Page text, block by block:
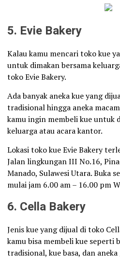
5. Evie Bakery
Kalau kamu mencari toko kue
untuk dimakan bersama
toko Evie Bakery.
Ada banyak aneka kue yang
tradisional hingga aneka
kamu ingin membeli kue untuk
keluarga atau acara kantor.
Lokasi toko kue Evie Bakery
Jalan lingkungan III No.16,
Manado, Sulawesi Utara. Buka
mulai jam 6.00 am – 16.00 pm
6. Cella Bakery
Jenis kue yang dijual di toko
kamu bisa membeli kue seperti
tradisional, kue basa, dan